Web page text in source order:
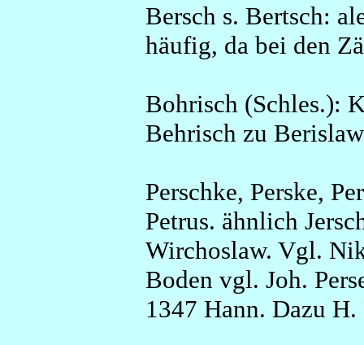
Bersch s. Bertsch:
häufig, da bei den
Bohrisch (Schles.):
Behrisch zu
Perschke, Perske,
Petrus. ähnlich
Wirchoslaw. Vgl.
Boden vgl. Joh.
1347 Hann. Dazu